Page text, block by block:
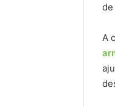
de
A